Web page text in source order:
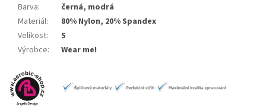
Barva:
černá, modrá
Materiál:
80% Nylon, 20% Spandex
Velikost:
S
Výrobce: Wear me!